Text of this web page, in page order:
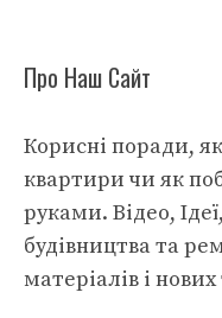
Про Наш Сайт
Корисні поради,
квартири чи як
руками. Відео,
будівництва та
матеріалів і